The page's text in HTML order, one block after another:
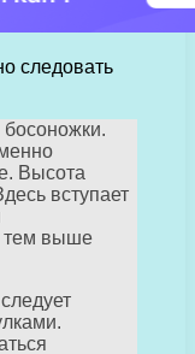
следовать
Высота
вступает
тем выше